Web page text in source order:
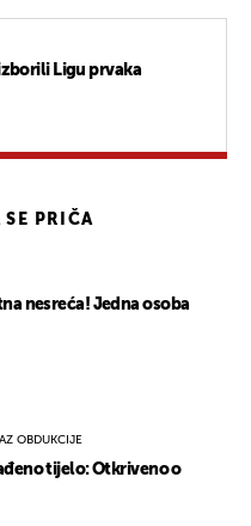
Ligu prvaka
PRIČA
nesreća! Jedna osoba
OBDUKCIJE
tijelo: Otkriveno o